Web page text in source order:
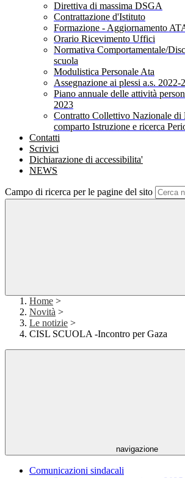
Direttiva di massima DSGA
Contrattazione d'Istituto
Formazione - Aggiornamento
Orario Ricevimento Uffici
Normativa Comportamentale/
scuola
Modulistica Personale Ata
Assegnazione ai plessi a.s. 2022-
Piano annuale delle attività
2023
Contratto Collettivo Nazionale di
comparto Istruzione e ricerca
Contatti
Scrivici
Dichiarazione di accessibilita'
NEWS
Campo di ricerca per le pagine del sito
Home >
Novità >
Le notizie >
CISL SCUOLA -Incontro per Gaza
navigazione
Comunicazioni sindacali